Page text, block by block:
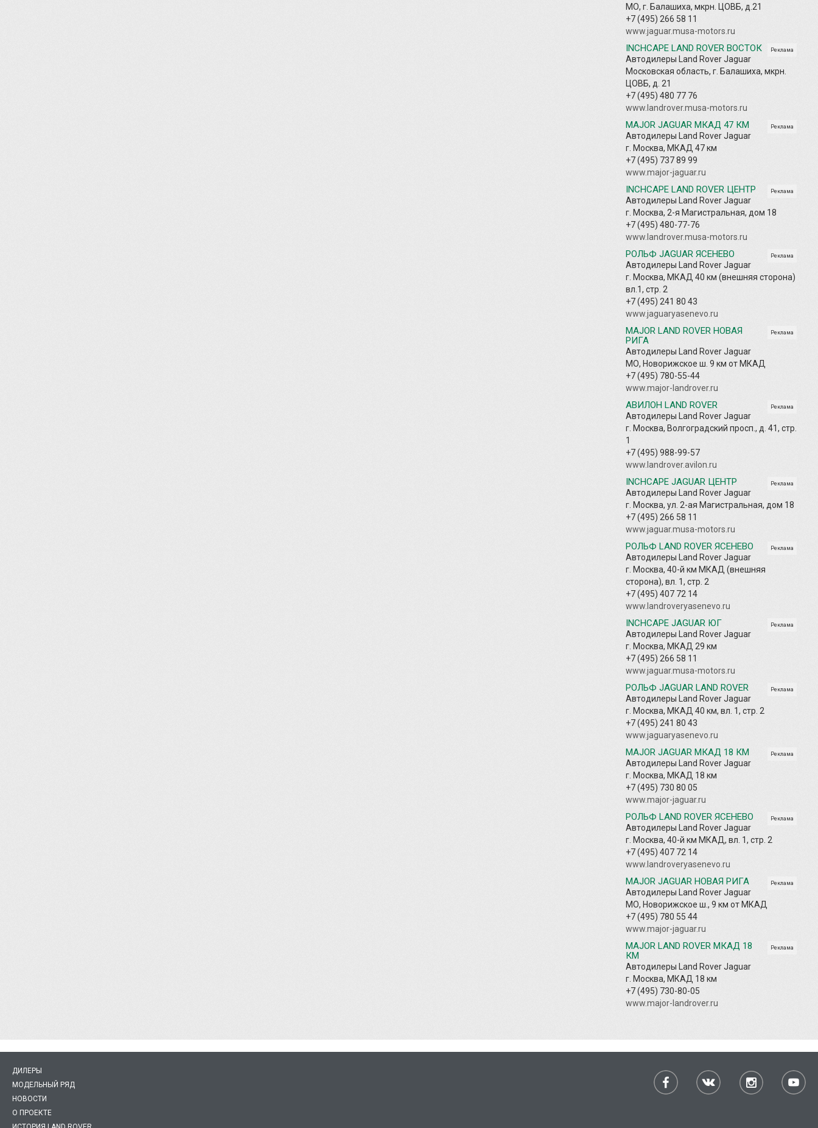
МО, г. Балашиха, мкрн. ЦОВБ, д.21
+7 (495) 266 58 11
www.jaguar.musa-motors.ru
Реклама
INCHCAPE LAND ROVER ВОСТОК
Автодилеры Land Rover Jaguar
Московская область, г. Балашиха, мкрн.
ЦОВБ, д. 21
+7 (495) 480 77 76
www.landrover.musa-motors.ru
Реклама
MAJOR JAGUAR МКАД 47 КМ
Автодилеры Land Rover Jaguar
г. Москва, МКАД 47 км
+7 (495) 737 89 99
www.major-jaguar.ru
Реклама
INCHCAPE LAND ROVER ЦЕНТР
Автодилеры Land Rover Jaguar
г. Москва, 2-я Магистральная, дом 18
+7 (495) 480-77-76
www.landrover.musa-motors.ru
Реклама
РОЛЬФ JAGUAR ЯСЕНЕВО
Автодилеры Land Rover Jaguar
г. Москва, МКАД 40 км (внешняя сторона)
вл.1, стр. 2
+7 (495) 241 80 43
www.jaguaryasenevo.ru
Реклама
MAJOR LAND ROVER НОВАЯ
РИГА
Автодилеры Land Rover Jaguar
МО, Новорижское ш. 9 км от МКАД
+7 (495) 780-55-44
www.major-landrover.ru
Реклама
АВИЛОН LAND ROVER
Автодилеры Land Rover Jaguar
г. Москва, Волгоградский просп., д. 41, стр.
1
+7 (495) 988-99-57
www.landrover.avilon.ru
Реклама
INCHCAPE JAGUAR ЦЕНТР
Автодилеры Land Rover Jaguar
г. Москва, ул. 2-ая Магистральная, дом 18
+7 (495) 266 58 11
www.jaguar.musa-motors.ru
Реклама
РОЛЬФ LAND ROVER ЯСЕНЕВО
Автодилеры Land Rover Jaguar
г. Москва, 40-й км МКАД (внешняя
сторона), вл. 1, стр. 2
+7 (495) 407 72 14
www.landroveryasenevo.ru
Реклама
INCHCAPE JAGUAR ЮГ
Автодилеры Land Rover Jaguar
г. Москва, МКАД 29 км
+7 (495) 266 58 11
www.jaguar.musa-motors.ru
Реклама
РОЛЬФ JAGUAR LAND ROVER
Автодилеры Land Rover Jaguar
г. Москва, МКАД 40 км, вл. 1, стр. 2
+7 (495) 241 80 43
www.jaguaryasenevo.ru
Реклама
MAJOR JAGUAR МКАД 18 КМ
Автодилеры Land Rover Jaguar
г. Москва, МКАД 18 км
+7 (495) 730 80 05
www.major-jaguar.ru
Реклама
РОЛЬФ LAND ROVER ЯСЕНЕВО
Автодилеры Land Rover Jaguar
г. Москва, 40-й км МКАД, вл. 1, стр. 2
+7 (495) 407 72 14
www.landroveryasenevo.ru
Реклама
MAJOR JAGUAR НОВАЯ РИГА
Автодилеры Land Rover Jaguar
МО, Новорижское ш., 9 км от МКАД
+7 (495) 780 55 44
www.major-jaguar.ru
Реклама
MAJOR LAND ROVER МКАД 18
КМ
Автодилеры Land Rover Jaguar
г. Москва, МКАД 18 км
+7 (495) 730-80-05
www.major-landrover.ru
ДИЛЕРЫ
МОДЕЛЬНЫЙ РЯД
НОВОСТИ
О ПРОЕКТЕ